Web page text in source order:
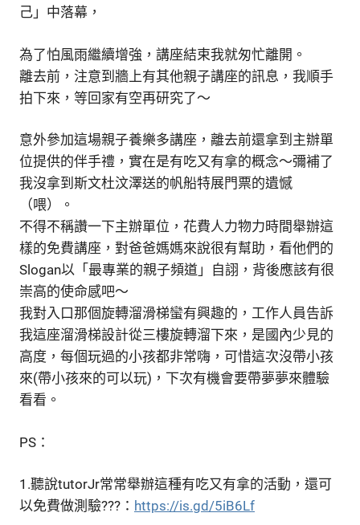
己」中落幕，
為了怕風雨繼續增強，講座結束我就匆忙離開。
離去前，注意到牆上有其他親子講座的訊息，我順手
拍下來，等回家有空再研究了～
意外參加這場親子養樂多講座，離去前還拿到主辦單
位提供的伴手禮，實在是有吃又有拿的概念～彌補了
我沒拿到斯文杜汶澤送的帆船特展門票的遺憾
（喂）。
不得不稱讚一下主辦單位，花費人力物力時間舉辦這
樣的免費講座，對爸爸媽媽來說很有幫助，看他們的
Slogan以「最專業的親子頻道」自詡，背後應該有很
崇高的使命感吧～
我對入口那個旋轉溜滑梯蠻有興趣的，工作人員告訴
我這座溜滑梯設計從三樓旋轉溜下來，是國內少見的
高度，每個玩過的小孩都非常嗨，可惜這次沒帶小孩
來(帶小孩來的可以玩)，下次有機會要帶夢夢來體驗
看看。
PS：
1.聽說tutorJr常常舉辦這種有吃又有拿的活動，還可
以免費做測驗???： https://is.gd/5iB6Lf